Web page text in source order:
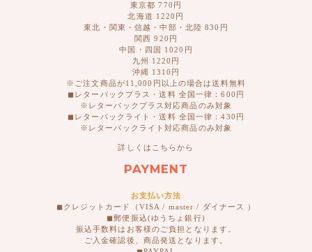
東京都 770円
北海道 1220円
東北・関東・信越・中部・北陸 830円
関西 920円
中国・四国 1020円
九州 1220円
沖縄 1310円
※ご注文商品が11,000円以上の場合は送料無料
◼︎レターパックプラス・送料 全国一律：600円
※レターパックプラス対応商品のみ対象
◼︎レターパックライト・送料 全国一律：430円
※レターパックライト対応商品のみ対象
詳しくはこちらから
PAYMENT
お支払い方法
◼︎クレジットカード（VISA / master / ダイナース ）
◼︎郵便振込(ゆうちょ銀行)
振込手数料はお客様のご負担となります。
ご入金確認後、商品発送となります。